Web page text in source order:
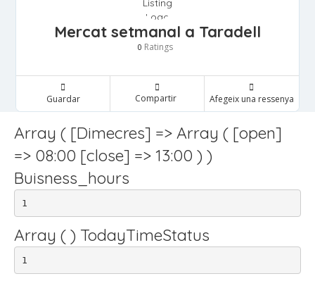
Mercat setmanal a Taradell
0 Ratings
Guardar Compartir Afegeix una ressenya
Array ( [Dimecres] => Array ( [open]
=> 08:00 [close] => 13:00 ) )
Buisness_hours
1
Array ( ) TodayTimeStatus
1